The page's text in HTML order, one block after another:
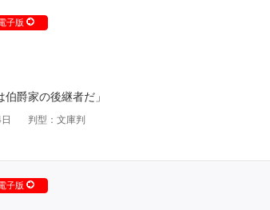
子版
爵家の後継者だ」
判型：文庫判
子版